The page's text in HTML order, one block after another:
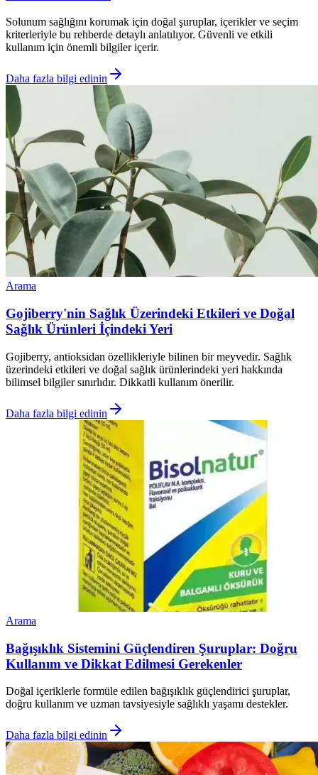
Solunum sağlığını korumak için doğal şuruplar, içerikler ve seçim
kriterleriyle bu rehberde detaylı anlatılıyor. Güvenli ve etkili
kullanım için önemli bilgiler içerir.
Daha fazla bilgi edinin
Arama
Gojiberry'nin Sağlık Üzerindeki Etkileri ve Doğal
Sağlık Ürünleri İçindeki Yeri
Gojiberry, antioksidan özellikleriyle bilinen bir meyvedir. Sağlık
üzerindeki etkileri ve doğal sağlık ürünlerindeki yeri hakkında
bilimsel bilgiler sınırlıdır. Dikkatli kullanım önerilir.
Daha fazla bilgi edinin
Arama
Bağışıklık Sistemini Güçlendiren Şuruplar: Doğru
Kullanım ve Dikkat Edilmesi Gerekenler
Doğal içeriklerle formüle edilen bağışıklık güçlendirici şuruplar,
doğru kullanım ve uzman tavsiyesiyle sağlıklı yaşamı destekler.
Daha fazla bilgi edinin